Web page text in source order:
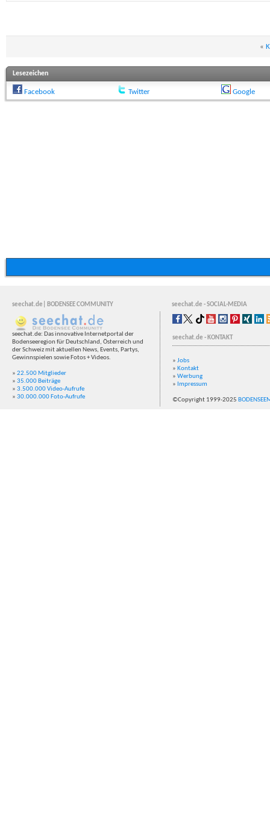
«
Lesezeichen
Facebook Twitter Google
seechat.de| BODENSEE COMMUNITY seechat.de - SOCIAL-MEDIA
seechat.de: Das innovative Internetportal der
Bodenseeregion für Deutschland, Österreich und
der Schweiz mit aktuellen News, Events, Partys,
Gewinnspielen sowie Fotos + Videos.
» 22.500 Mitglieder
» 35.000 Beiträge
» 3.500.000 Video-Aufrufe
» 30.000.000 Foto-Aufrufe
seechat.de - KONTAKT
» Jobs
» Kontakt
» Werbung
» Impressum
©Copyright 1999-2025